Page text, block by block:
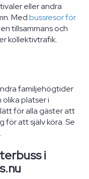
eller andra
Medbussresor för
tillsammans och
kollektivtrafik.
familjehögtider
platser i
för alla gäster att
för att själv köra. Se
.
i